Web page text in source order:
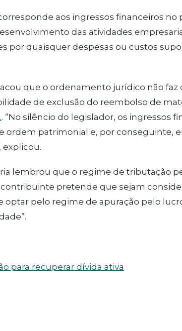
aos ingressos financeiros no
das atividades
por quaisquer despesas ou custos
que o ordenamento jurídico não faz
de exclusão do reembolso de
. “No silêncio do legislador, os ingressos
ordem patrimonial e, por conseguinte,
explicou.
lembrou que o regime de tributação
contribuinte pretende que sejam
optar pelo regime de apuração pelo
para recuperar dívida ativa